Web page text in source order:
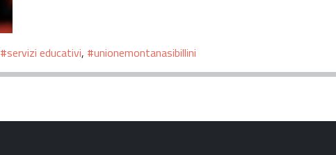
#servizi educativi, #unionemontanasibillini